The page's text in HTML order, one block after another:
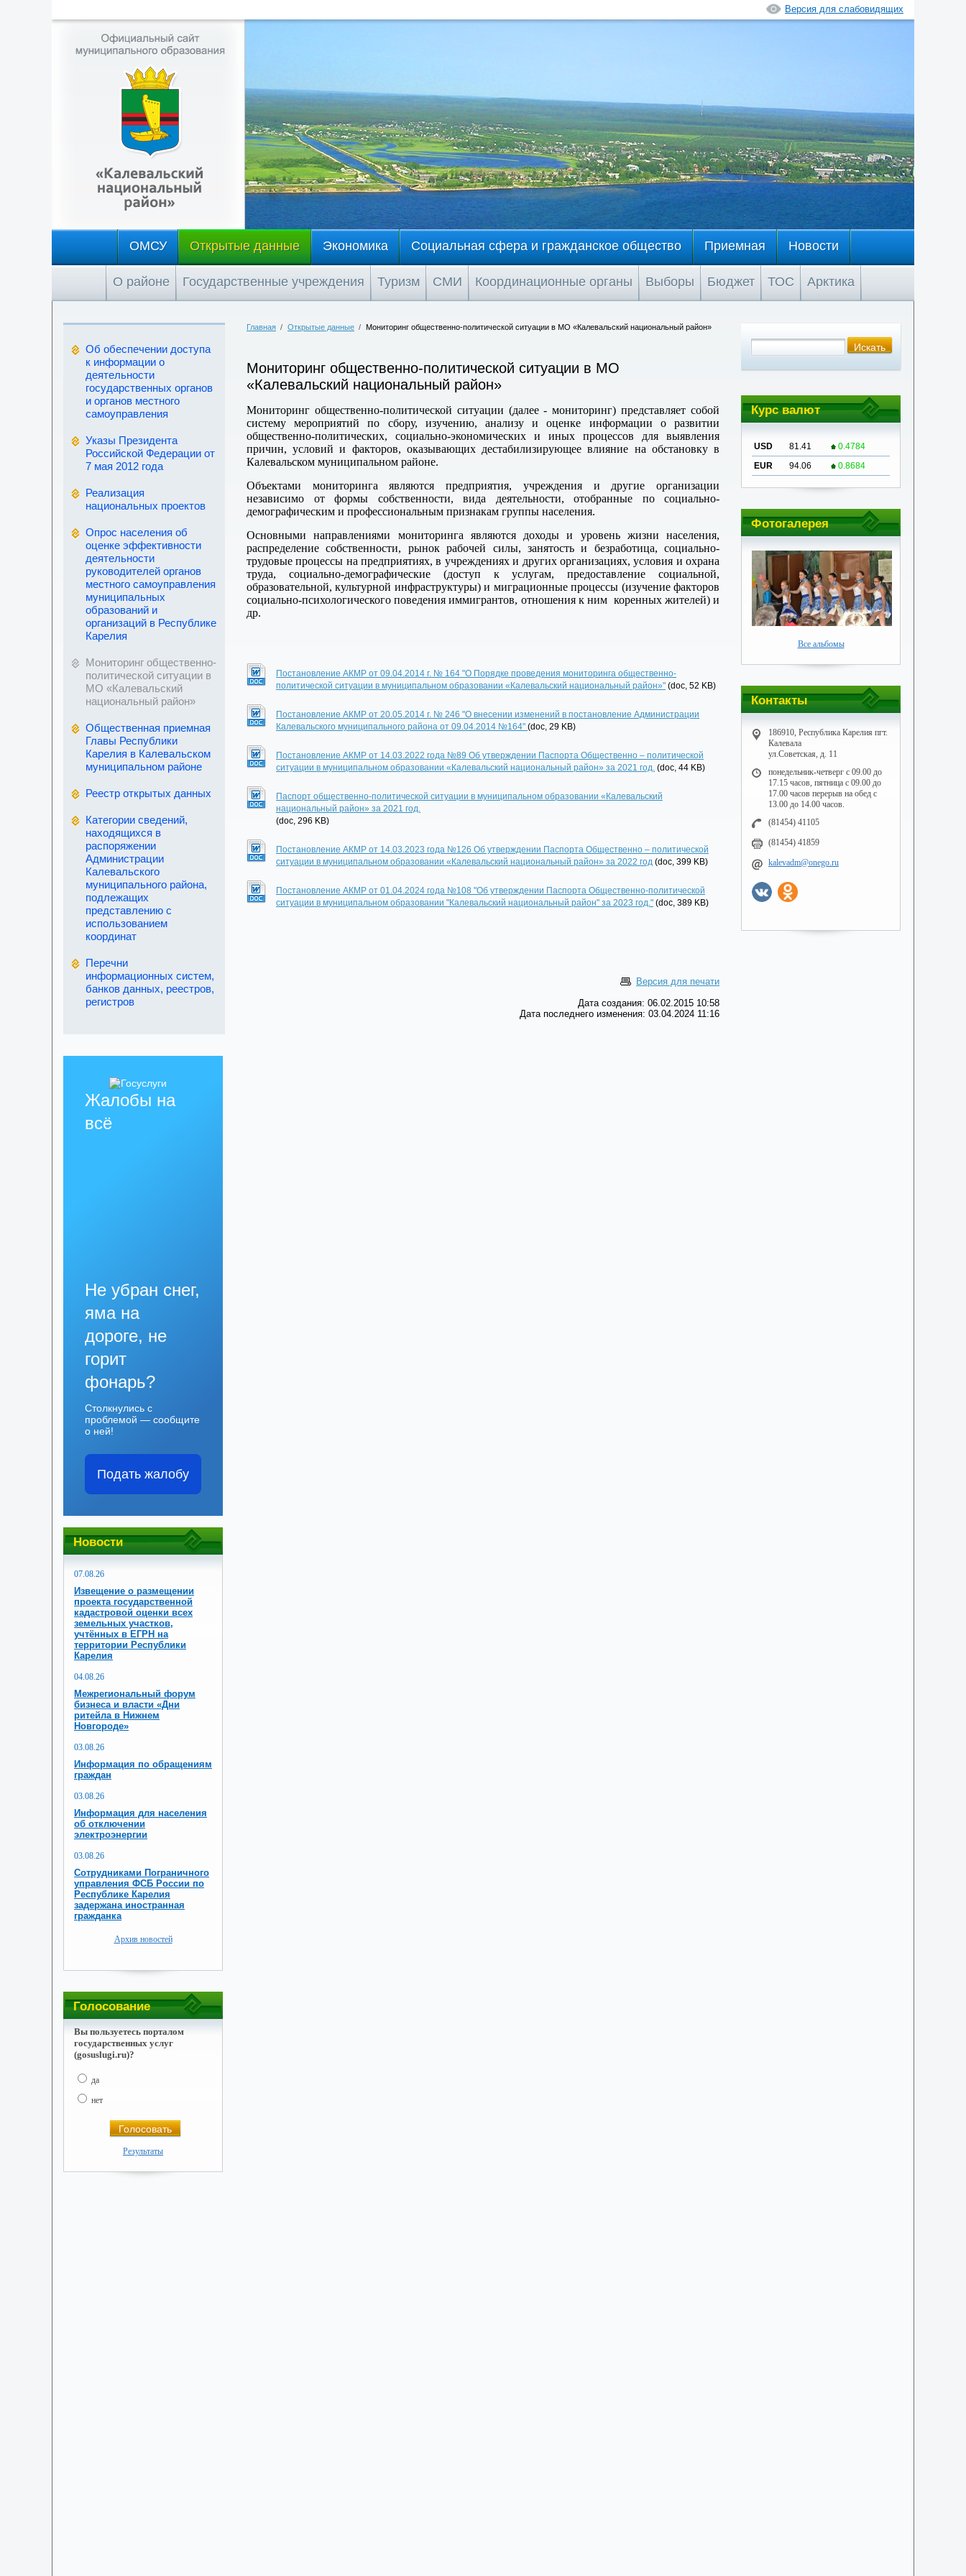
Версия для слабовидящих
ОМСУ Открытые данные Экономика Социальная сфера и гражданское общество Приемная Новости
О районе Государственные учреждения Туризм СМИ Координационные органы Выборы Бюджет ТОС Арктика
Об обеспечении доступа
к информации о
деятельности
государственных органов
и органов местного
самоуправления
Указы Президента
Российской Федерации от
7 мая 2012 года
Реализация
национальных проектов
Опрос населения об
оценке эффективности
деятельности
руководителей органов
местного самоуправления
муниципальных
образований и
организаций в Республике
Карелия
Мониторинг общественно-
политической ситуации в
МО «Калевальский
национальный район»
Общественная приемная
Главы Республики
Карелия в Калевальском
муниципальном районе
Реестр открытых данных
Категории сведений,
находящихся в
распоряжении
Администрации
Калевальского
муниципального района,
подлежащих
представлению с
использованием
координат
Перечни
информационных систем,
банков данных, реестров,
регистров
Жалобы на
всё
Не убран снег,
яма на
дороге, не
горит
фонарь?
Столкнулись с
проблемой — сообщите
о ней!
Подать жалобу
Новости
07.08.26
Извещение о размещении
проекта государственной
кадастровой оценки всех
земельных участков,
учтённых в ЕГРН на
территории Республики
Карелия
04.08.26
Межрегиональный форум
бизнеса и власти «Дни
ритейла в Нижнем
Новгороде»
03.08.26
Информация по обращениям
граждан
03.08.26
Информация для населения
об отключении
электроэнергии
03.08.26
Сотрудниками Пограничного
управления ФСБ России по
Республике Карелия
задержана иностранная
гражданка
Архив новостей
Голосование
Вы пользуетесь порталом
государственных услуг
(gosuslugi.ru)?
да
нет
Результаты
Главная / Открытые данные / Мониторинг общественно-политической ситуации в МО «Калевальский национальный район»
Мониторинг общественно-политической ситуации в МО
«Калевальский национальный район»
Мониторинг общественно-политической ситуации (далее - мониторинг) представляет собой
систему мероприятий по сбору, изучению, анализу и оценке информации о развитии
общественно-политических, социально-экономических и иных процессов для выявления
причин, условий и факторов, оказывающих дестабилизирующее влияние на обстановку в
Калевальском муниципальном районе.
Объектами мониторинга являются предприятия, учреждения и другие организации
независимо от формы собственности, вида деятельности, отобранные по социально-
демографическим и профессиональным признакам группы населения.
Основными направлениями мониторинга являются доходы и уровень жизни населения,
распределение собственности, рынок рабочей силы, занятость и безработица, социально-
трудовые процессы на предприятиях, в учреждениях и других организациях, условия и охрана
труда, социально-демографические (доступ к услугам, предоставление социальной,
образовательной, культурной инфраструктуры) и миграционные процессы (изучение факторов
социально-психологического поведения иммигрантов, отношения к ним коренных жителей) и
др.
Постановление АКМР от 09.04.2014 г. № 164 "О Порядке проведения мониторинга общественно-
политической ситуации в муниципальном образовании «Калевальский национальный район»" (doc, 52 KB)
Постановление АКМР от 20.05.2014 г. № 246 "О внесении изменений в постановление Администрации
Калевальского муниципального района от 09.04.2014 №164" (doc, 29 KB)
Постановление АКМР от 14.03.2022 года №89 Об утверждении Паспорта Общественно – политической
ситуации в муниципальном образовании «Калевальский национальный район» за 2021 год. (doc, 44 KB)
Паспорт общественно-политической ситуации в муниципальном образовании «Калевальский
национальный район» за 2021 год.
(doc, 296 KB)
Постановление АКМР от 14.03.2023 года №126 Об утверждении Паспорта Общественно – политической
ситуации в муниципальном образовании «Калевальский национальный район» за 2022 год (doc, 399 KB)
Постановление АКМР от 01.04.2024 года №108 "Об утверждении Паспорта Общественно-политической
ситуации в муниципальном образовании "Калевальский национальный район" за 2023 год." (doc, 389 KB)
Версия для печати
Дата создания: 06.02.2015 10:58
Дата последнего изменения: 03.04.2024 11:16
Курс валют
USD 81.41
0.4784
EUR
94.06 0.8684
Фотогалерея
Все альбомы
Контакты
186910, Республика Карелия пгт.
Калевала
ул.Советская, д. 11
понедельник-четверг с 09.00 до
17.15 часов, пятница с 09.00 до
17.00 часов перерыв на обед с
13.00 до 14.00 часов.
(81454) 41105
(81454) 41859
kalevadm@onego.ru